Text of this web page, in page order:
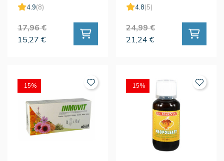
4.9(8)
17,96 €
15,27 €
4.8(5)
24,99 €
21,24 €
-15% -15%